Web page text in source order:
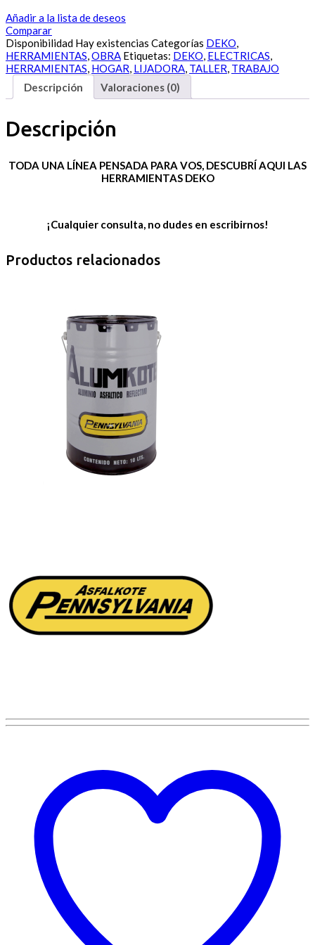
Añadir a la lista de deseos
Comparar
Disponibilidad Hay existencias Categorías DEKO,
HERRAMIENTAS,OBRA Etiquetas: DEKO, ELECTRICAS,
HERRAMIENTAS, HOGAR, LIJADORA, TALLER, TRABAJO
Descripción
Valoraciones (0)
Descripción
TODA UNA LÍNEA PENSADA PARA VOS, DESCUBRÍ AQUI LAS
HERRAMIENTAS DEKO
¡Cualquier consulta, no dudes en escribirnos!
Productos relacionados